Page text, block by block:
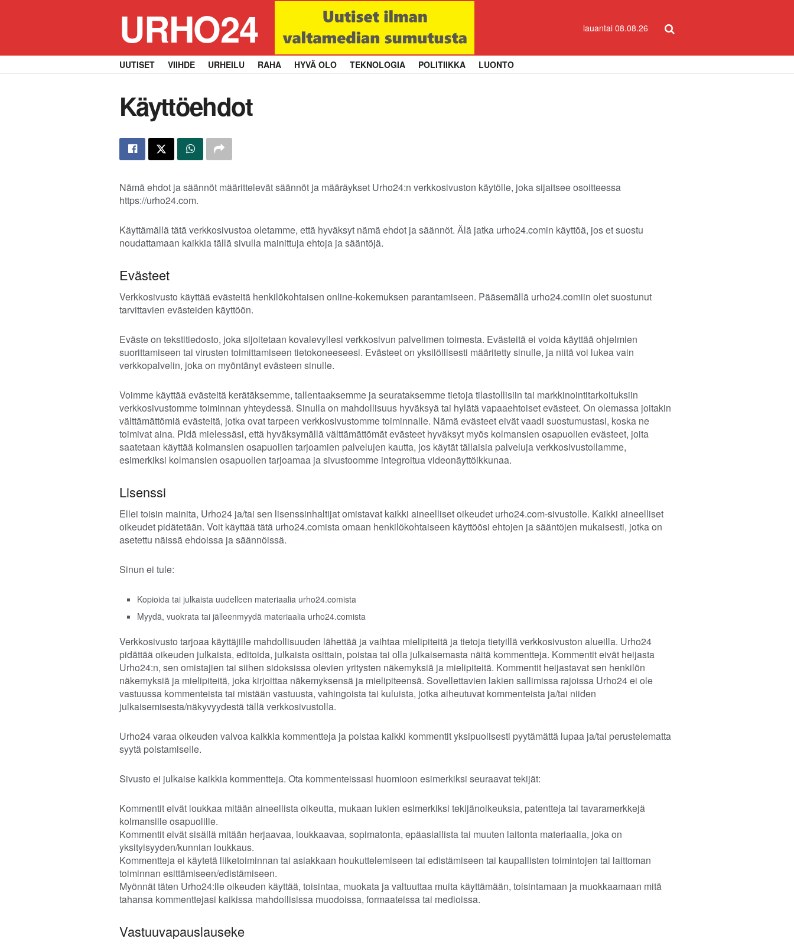
URHO24 lauantai 08.08.26
UUTISET VIIHDE URHEILU RAHA HYVÄ OLO TEKNOLOGIA POLITIIKKA LUONTO
Käyttöehdot
Nämä ehdot ja säännöt määrittelevät säännöt ja määräykset Urho24:n verkkosivuston käytölle, joka sijaitsee osoitteessa
https://urho24.com.
Käyttämällä tätä verkkosivustoa oletamme, että hyväksyt nämä ehdot ja säännöt. Älä jatka urho24.comin käyttöä, jos et suostu
noudattamaan kaikkia tällä sivulla mainittuja ehtoja ja sääntöjä.
Evästeet
Verkkosivusto käyttää evästeitä henkilökohtaisen online-kokemuksen parantamiseen. Pääsemällä urho24.comiin olet suostunut
tarvittavien evästeiden käyttöön.
Eväste on tekstitiedosto, joka sijoitetaan kovalevyllesi verkkosivun palvelimen toimesta. Evästeitä ei voida käyttää ohjelmien
suorittamiseen tai virusten toimittamiseen tietokoneeseesi. Evästeet on yksilöllisesti määritetty sinulle, ja niitä voi lukea vain
verkkopalvelin, joka on myöntänyt evästeen sinulle.
Voimme käyttää evästeitä kerätäksemme, tallentaaksemme ja seurataksemme tietoja tilastollisiin tai markkinointitarkoituksiin
verkkosivustomme toiminnan yhteydessä. Sinulla on mahdollisuus hyväksyä tai hylätä vapaaehtoiset evästeet. On olemassa joitakin
välttämättömiä evästeitä, jotka ovat tarpeen verkkosivustomme toiminnalle. Nämä evästeet eivät vaadi suostumustasi, koska ne
toimivat aina. Pidä mielessäsi, että hyväksymällä välttämättömät evästeet hyväksyt myös kolmansien osapuolien evästeet, joita
saatetaan käyttää kolmansien osapuolien tarjoamien palvelujen kautta, jos käytät tällaisia palveluja verkkosivustollamme,
esimerkiksi kolmansien osapuolien tarjoamaa ja sivustoomme integroitua videonäyttöikkunaa.
Lisenssi
Ellei toisin mainita, Urho24 ja/tai sen lisenssinhaltijat omistavat kaikki aineelliset oikeudet urho24.com-sivustolle. Kaikki aineelliset
oikeudet pidätetään. Voit käyttää tätä urho24.comista omaan henkilökohtaiseen käyttöösi ehtojen ja sääntöjen mukaisesti, jotka on
asetettu näissä ehdoissa ja säännöissä.
Sinun ei tule:
Kopioida tai julkaista uudelleen materiaalia urho24.comista
Myydä, vuokrata tai jälleenmyydä materiaalia urho24.comista
Verkkosivusto tarjoaa käyttäjille mahdollisuuden lähettää ja vaihtaa mielipiteitä ja tietoja tietyillä verkkosivuston alueilla. Urho24
pidättää oikeuden julkaista, editoida, julkaista osittain, poistaa tai olla julkaisemasta näitä kommentteja. Kommentit eivät heijasta
Urho24:n, sen omistajien tai siihen sidoksissa olevien yritysten näkemyksiä ja mielipiteitä. Kommentit heijastavat sen henkilön
näkemyksiä ja mielipiteitä, joka kirjoittaa näkemyksensä ja mielipiteensä. Sovellettavien lakien sallimissa rajoissa Urho24 ei ole
vastuussa kommenteista tai mistään vastuusta, vahingoista tai kuluista, jotka aiheutuvat kommenteista ja/tai niiden
julkaisemisesta/näkyvyydestä tällä verkkosivustolla.
Urho24 varaa oikeuden valvoa kaikkia kommentteja ja poistaa kaikki kommentit yksipuolisesti pyytämättä lupaa ja/tai perustelematta
syytä poistamiselle.
Sivusto ei julkaise kaikkia kommentteja. Ota kommenteissasi huomioon esimerkiksi seuraavat tekijät:
Kommentit eivät loukkaa mitään aineellista oikeutta, mukaan lukien esimerkiksi tekijänoikeuksia, patentteja tai tavaramerkkejä
kolmansille osapuolille.
Kommentit eivät sisällä mitään herjaavaa, loukkaavaa, sopimatonta, epäasiallista tai muuten laitonta materiaalia, joka on
yksityisyyden/kunnian loukkaus.
Kommentteja ei käytetä liiketoiminnan tai asiakkaan houkuttelemiseen tai edistämiseen tai kaupallisten toimintojen tai laittoman
toiminnan esittämiseen/edistämiseen.
Myönnät täten Urho24:lle oikeuden käyttää, toisintaa, muokata ja valtuuttaa muita käyttämään, toisintamaan ja muokkaamaan mitä
tahansa kommenttejasi kaikissa mahdollisissa muodoissa, formaateissa tai medioissa.
Vastuuvapauslauseke